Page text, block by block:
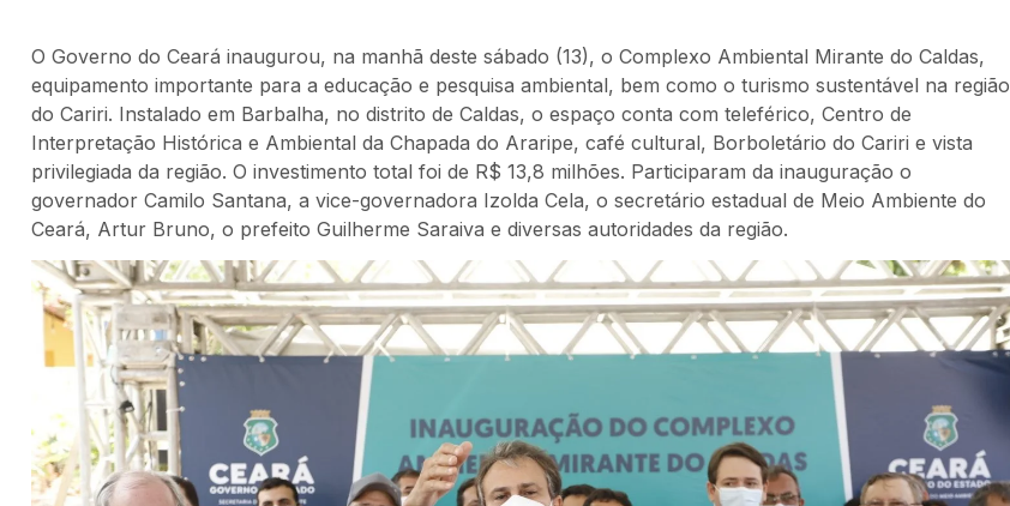
O Governo do Ceará inaugurou, na manhã deste sábado (13), o Complexo Ambiental Mirante do Caldas,
equipamento importante para a educação e pesquisa ambiental, bem como o turismo sustentável na região
do Cariri. Instalado em Barbalha, no distrito de Caldas, o espaço conta com teleférico, Centro de
Interpretação Histórica e Ambiental da Chapada do Araripe, café cultural, Borboletário do Cariri e vista
privilegiada da região. O investimento total foi de R$ 13,8 milhões. Participaram da inauguração o
governador Camilo Santana, a vice-governadora Izolda Cela, o secretário estadual de Meio Ambiente do
Ceará, Artur Bruno, o prefeito Guilherme Saraiva e diversas autoridades da região.